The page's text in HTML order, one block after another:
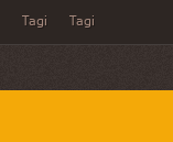
Tagi Tagi